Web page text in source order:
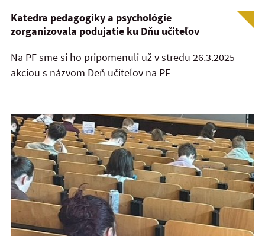
Katedra pedagogiky a psychológie
zorganizovala podujatie ku Dňu učiteľov
Na PF sme si ho pripomenuli už v stredu 26.3.2025
akciou s názvom Deň učiteľov na PF